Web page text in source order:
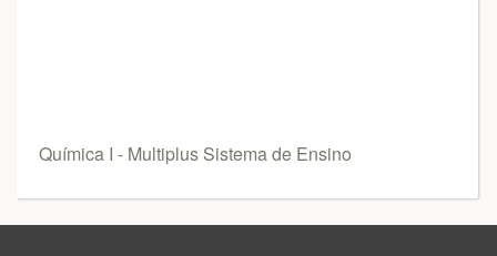
Química I - Multiplus Sistema de Ensino